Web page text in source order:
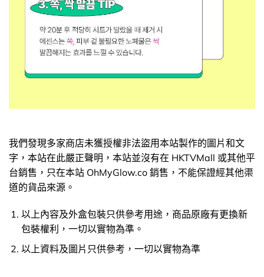
我們發現多家商店未獲授權非法盜用本站製作的圖片和文
字，本站在此嚴正聲明，本站並沒有在 HKTVMall 或其他平
台銷售，只在本站 OhMyGlow.co 銷售，不能保證經其他渠
道的貨品來源。
以上內容及外盒包裝只供參考用途，商品原廠有更換新
包裝權利，一切以實物為準。
以上資料及圖片只供參考，一切以實物為準